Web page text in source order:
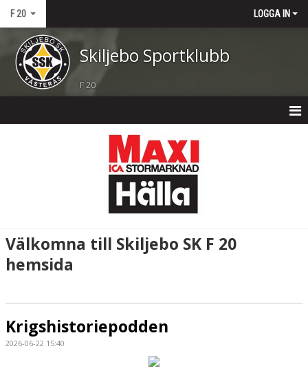
F 20 LOGGA IN
Skiljebo Sportklubb
F 20
KONTAKT
Välkomna till Skiljebo SK F 20
hemsida
Krigshistoriepodden
2026-06-22 15:40